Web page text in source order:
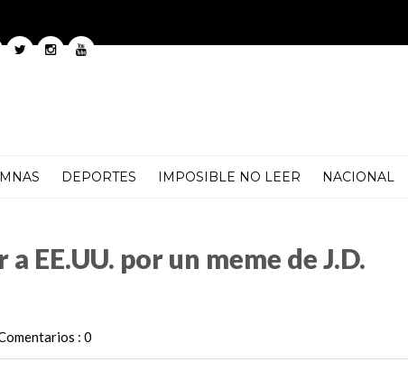
DEPORTES IMPOSIBLE NO LEER NACIONAL
EE.UU. por un meme de J.D.
: 0